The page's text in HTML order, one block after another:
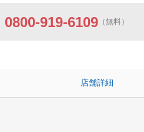
0800-919-6109 （無料）
店舗詳細